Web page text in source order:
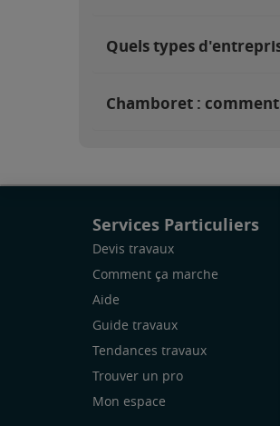
Quels types
Chamboret :
Services Particuliers
Devis travaux
Comment ça marche
Aide
Guide travaux
Tendances travaux
Trouver un pro
Mon espace